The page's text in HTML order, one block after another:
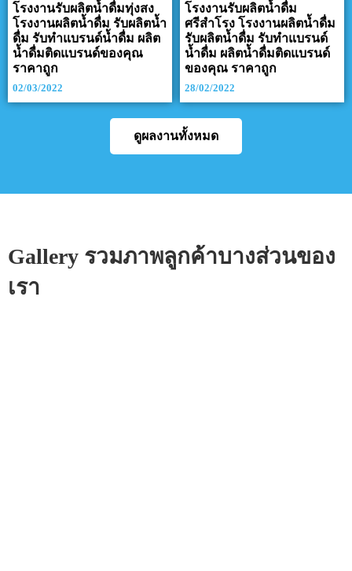
โรงงานรับผลิตน้ำดื่มทุ่งสง
โรงงานผลิตน้ำดื่ม รับผลิตน้ำ
ดื่ม รับทำแบรนด์น้ำดื่ม ผลิต
น้ำดื่มติดแบรนด์ของคุณ
ราคาถูก
02/03/2022
โรงงานรับผลิตน้ำดื่ม
ศรีสำโรง โรงงานผลิตน้ำดื่ม
รับผลิตน้ำดื่ม รับทำแบรนด์
น้ำดื่ม ผลิตน้ำดื่มติดแบรนด์
ของคุณ ราคาถูก
28/02/2022
ดูผลงานทั้งหมด
Gallery รวมภาพลูกค้าบางส่วนของ
เรา